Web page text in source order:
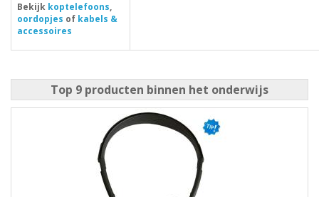
Bekijk koptelefoons,
oordopjes of kabels &
accessoires
Top 9 producten binnen het onderwijs